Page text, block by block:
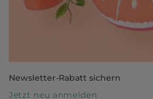
Newsletter-Rabatt sichern
Jetzt neu anmelden